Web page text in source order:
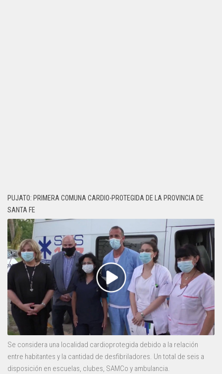
PUJATO: PRIMERA COMUNA CARDIO-PROTEGIDA DE LA PROVINCIA DE
SANTA FE
Se considera una localidad cardioprotegida debido a la relación
entre habitantes y la cantidad de desfibriladores. Un total de seis a
disposición en escuelas, clubes, SAMCo y ambulancia.